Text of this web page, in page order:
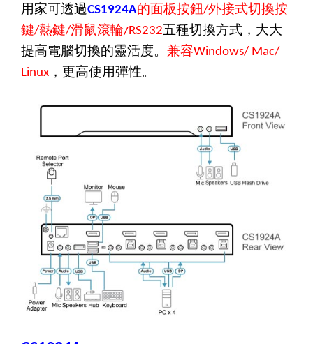
用家可透過CS1924A的面板按鈕/外接式切換按
鍵/熱鍵/滑鼠滾輪/RS232五種切換方式，大大
提高電腦切換的靈活度。 兼容Windows/ Mac/
Linux ，更高使用彈性。